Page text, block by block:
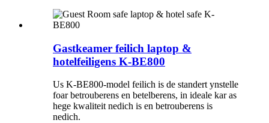
Gastkeamer feilich laptop &
hotelfeiligens K-BE800
Us K-BE800-model feilich is de standert ynstelle
foar betrouberens en betelberens, in ideale kar as
hege kwaliteit nedich is en betrouberens is
nedich.